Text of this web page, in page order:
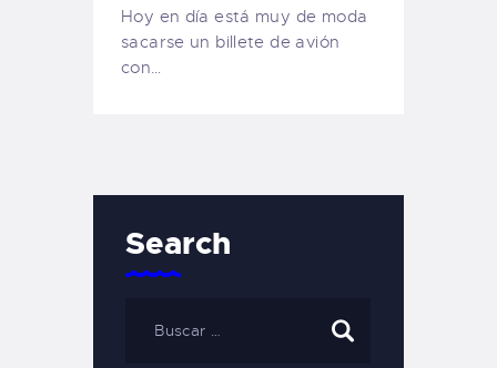
Hoy en día está muy de moda
sacarse un billete de avión
con…
Search